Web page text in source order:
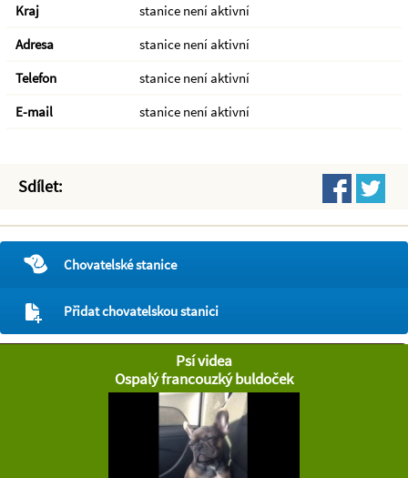
Kraj
stanice není aktivní
Adresa
stanice není aktivní
Telefon
stanice není aktivní
E-mail
stanice není aktivní
Sdílet:
Chovatelské stanice
Přidat chovatelskou stanici
Psí videa
Ospalý francouzký buldoček